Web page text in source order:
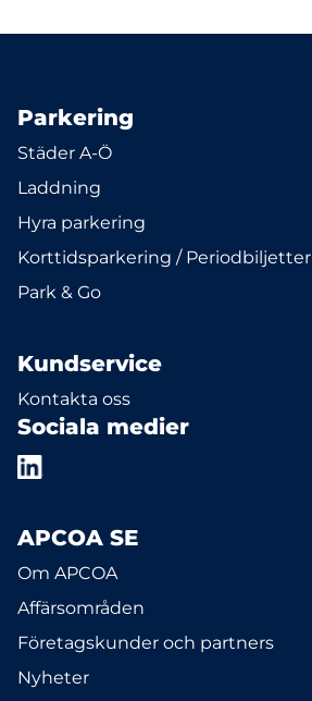
Parkering
Städer A-Ö
Laddning
Hyra parkering
Korttidsparkering / Periodbiljetter
Park & Go
Kundservice
Kontakta oss
Sociala medier
APCOA SE
Om APCOA
Affärsområden
Företagskunder och partners
Nyheter